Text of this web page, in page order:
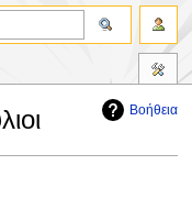
Βοήθεια